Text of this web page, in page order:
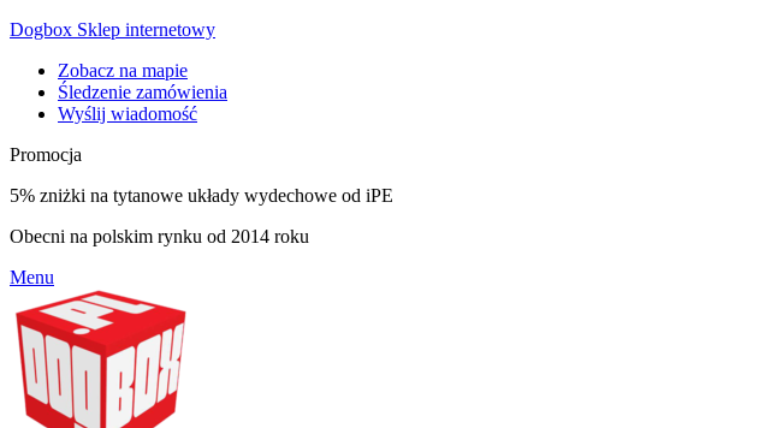
Dogbox Sklep internetowy
Zobacz na mapie
Śledzenie zamówienia
Wyślij wiadomość
Promocja
5% zniżki na tytanowe układy wydechowe od iPE
Obecni na polskim rynku od 2014 roku
Menu